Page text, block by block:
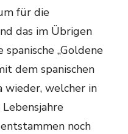
für die
das im Übrigen
„Goldene
dem spanischen
wieder, welcher in
noch